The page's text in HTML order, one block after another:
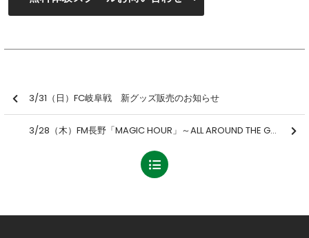
3/31（日）FC岐阜戦 新グッズ販売のお知らせ
3/28（木）FM長野「MAGIC HOUR」～ALL AROUND THE GANS～